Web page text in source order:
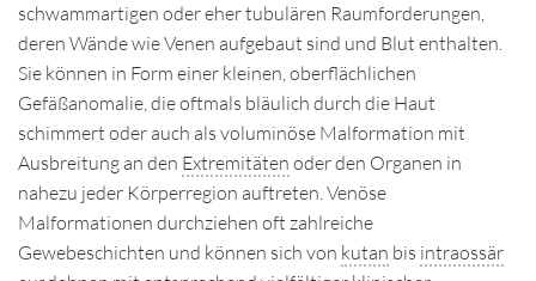
schwammartigen oder eher tubulären Raumforderungen,
deren Wände wie Venen aufgebaut sind und Blut enthalten.
Sie können in Form einer kleinen, oberflächlichen
Gefäßanomalie, die oftmals bläulich durch die Haut
schimmert oder auch als voluminöse Malformation mit
Ausbreitung an den Extremitäten oder den Organen in
nahezu jeder Körperregion auftreten. Venöse
Malformationen durchziehen oft zahlreiche
Gewebeschichten und können sich von kutan bis intraossär